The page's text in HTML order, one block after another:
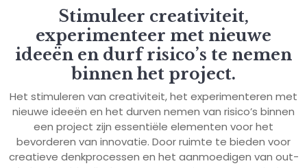
Stimuleer creativiteit,
experimenteer met nieuwe
ideeën en durf risico’s te nemen
binnen het project.
Het stimuleren van creativiteit, het experimenteren met
nieuwe ideeën en het durven nemen van risico’s binnen
een project zijn essentiële elementen voor het
bevorderen van innovatie. Door ruimte te bieden voor
creatieve denkprocessen en het aanmoedigen van out-